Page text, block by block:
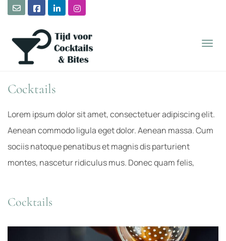
Cocktails
Lorem ipsum dolor sit amet, consectetuer adipiscing elit.
Aenean commodo ligula eget dolor. Aenean massa. Cum
sociis natoque penatibus et magnis dis parturient
montes, nascetur ridiculus mus. Donec quam felis,
Cocktails